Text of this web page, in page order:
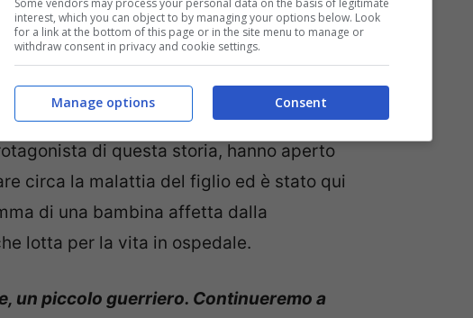
di questa storia, hanno aperto
circa la malattia del figlio ed è stato qui
di una bambina affetta dalla
lotta per la vita in ospedale.
un piccolo guerriero. Continueremo a
interest, which you can object to by managing your options below. Look
for a link at the bottom of this page or in the site menu to manage or
withdraw consent in privacy and cookie settings.
Consent
Manage options